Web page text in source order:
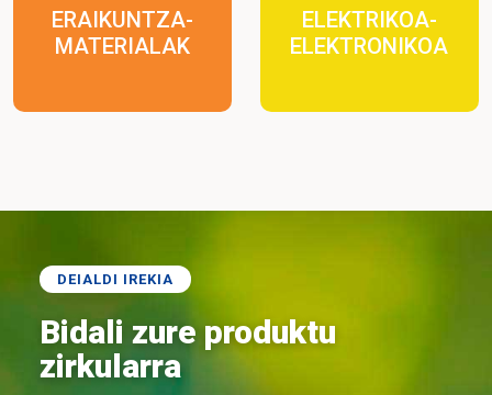
ERAIKUNTZA-
MATERIALAK
ELEKTRIKOA-
ELEKTRONIKOA
DEIALDI IREKIA
Bidali zure produktu
zirkularra